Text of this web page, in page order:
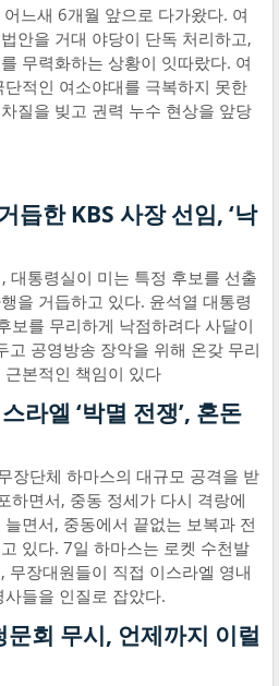
느새 6개월 앞으로 다가왔다. 여
안을 거대 야당이 단독 처리하고,
무력화하는 상황이 잇따랐다. 여
적인 여소야대를 극복하지 못한
질을 빚고 권력 누수 현상을 앞당
듭한 KBS 사장 선임, ‘낙
대통령실이 미는 특정 후보를 선출
을 거듭하고 있다. 윤석열 대통령
보를 무리하게 낙점하려다 사달이
고 공영방송 장악을 위해 온갖 무리
본적인 책임이 있다
라엘 ‘박멸 전쟁’, 혼돈
장단체 하마스의 대규모 공격을 받
하면서, 중동 정세가 다시 격랑에
면서, 중동에서 끝없는 보복과 전
있다. 7일 하마스는 로켓 수천발
무장대원들이 직접 이스라엘 영내
들을 인질로 잡았다.
문회 무시, 언제까지 이럴